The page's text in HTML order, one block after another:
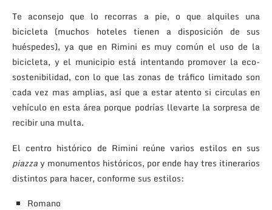
Te aconsejo que lo recorras a pie, o que alquiles una
bicicleta (muchos hoteles tienen a disposición de sus
huéspedes), ya que en Rimini es muy común el uso de la
bicicleta, y el municipio está intentando promover la eco-
sostenibilidad, con lo que las zonas de tráfico limitado son
cada vez mas amplias, así que a estar atento si circulas en
vehículo en esta área porque podrías llevarte la sorpresa de
recibir una multa.
El centro histórico de Rimini reúne varios estilos en sus
piazzay monumentos históricos, por ende hay tres itinerarios
distintos para hacer, conforme sus estilos:
Romano